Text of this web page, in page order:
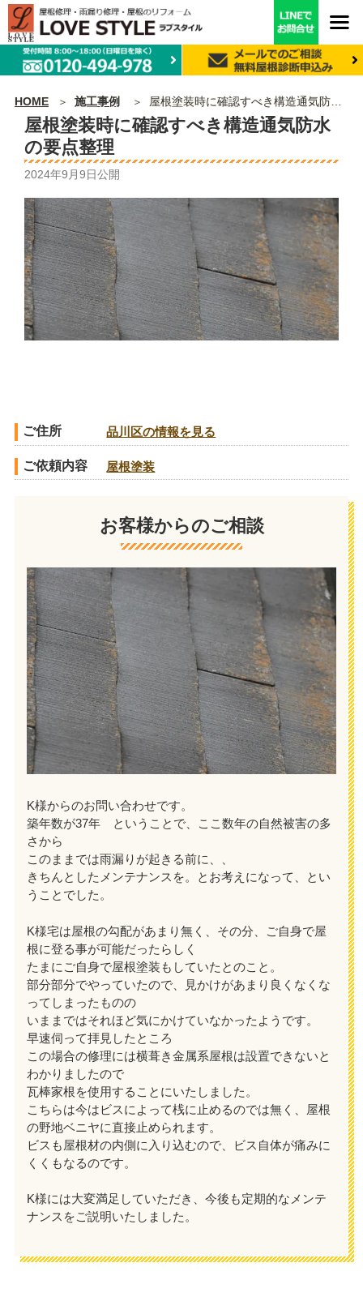
HOME 施工事例 屋根塗装時に確認すべき構造通気防水の要点整理
屋根塗装時に確認すべき構造通気防水
の要点整理
2024年9月9日公開
ご住所 品川区の情報を見る
ご依頼内容 屋根塗装
お客様からのご相談
K様からのお問い合わせです。
築年数が37年 ということで、ここ数年の自然被害の多
さから
このままでは雨漏りが起きる前に、、
きちんとしたメンテナンスを。とお考えになって、とい
うことでした。
K様宅は屋根の勾配があまり無く、その分、ご自身で屋
根に登る事が可能だったらしく
たまにご自身で屋根塗装もしていたとのこと。
部分部分でやっていたので、見かけがあまり良くなくな
ってしまったものの
いままではそれほど気にかけていなかったようです。
早速伺って拝見したところ
この場合の修理には横葺き金属系屋根は設置できないと
わかりましたので
瓦棒家根を使用することにいたしました。
こちらは今はビスによって桟に止めるのでは無く、屋根
の野地ベニヤに直接止められます。
ビスも屋根材の内側に入り込むので、ビス自体が痛みに
くくもなるのです。
K様には大変満足していただき、今後も定期的なメンテ
ナンスをご説明いたしました。